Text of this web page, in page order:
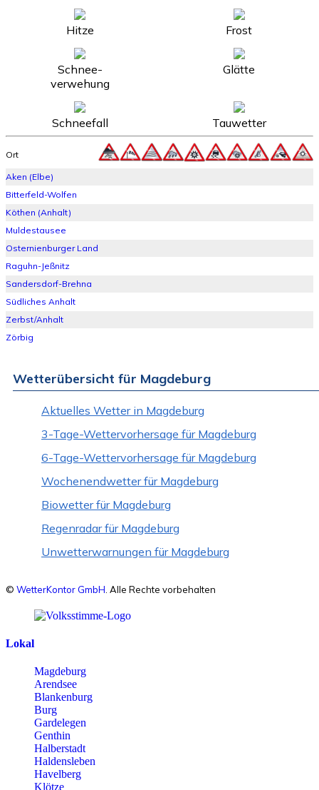
Hitze Frost
Schnee-
verwehung
Glätte
Schneefall Tauwetter
Ort
Aken (Elbe)
Bitterfeld-Wolfen
Köthen (Anhalt)
Muldestausee
Osternienburger Land
Raguhn-Jeßnitz
Sandersdorf-Brehna
Südliches Anhalt
Zerbst/Anhalt
Zörbig
Wetterübersicht für Magdeburg
Aktuelles Wetter in Magdeburg
3-Tage-Wettervorhersage für Magdeburg
6-Tage-Wettervorhersage für Magdeburg
Wochenendwetter für Magdeburg
Biowetter für Magdeburg
Regenradar für Magdeburg
Unwetterwarnungen für Magdeburg
© WetterKontor GmbH . Alle Rechte vorbehalten
Lokal
Magdeburg
Arendsee
Blankenburg
Burg
Gardelegen
Genthin
Halberstadt
Haldensleben
Havelberg
Klötze